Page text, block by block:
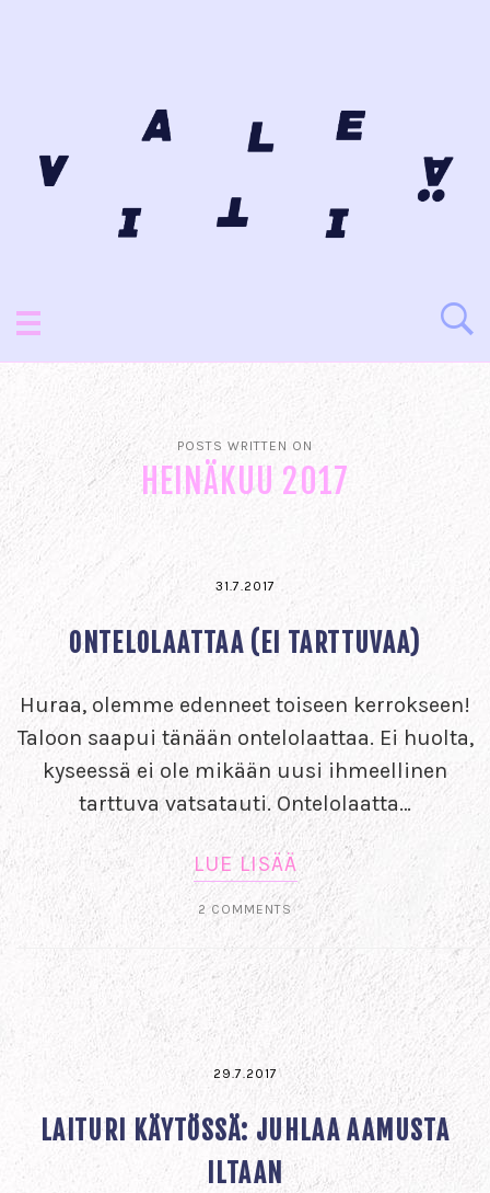
POSTS WRITTEN ON
HEINÄKUU 2017
31.7.2017
ONTELOLAATTAA (EI TARTTUVAA)
Huraa, olemme edenneet toiseen kerrokseen!
Taloon saapui tänään ontelolaattaa. Ei huolta,
kyseessä ei ole mikään uusi ihmeellinen
tarttuva vatsatauti. Ontelolaatta…
LUE LISÄÄ
2 COMMENTS
29.7.2017
LAITURI KÄYTÖSSÄ: JUHLAA AAMUSTA
ILTAAN